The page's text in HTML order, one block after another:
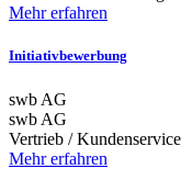
Mehr erfahren
Initiativbewerbung
swb AG
swb AG
Vertrieb / Kundenservice
Mehr erfahren